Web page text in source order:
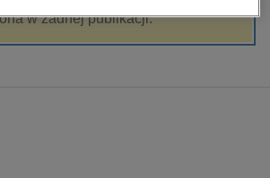
rozrywka
technologie, informatyka
informacyjne
w żadnej publikacji.